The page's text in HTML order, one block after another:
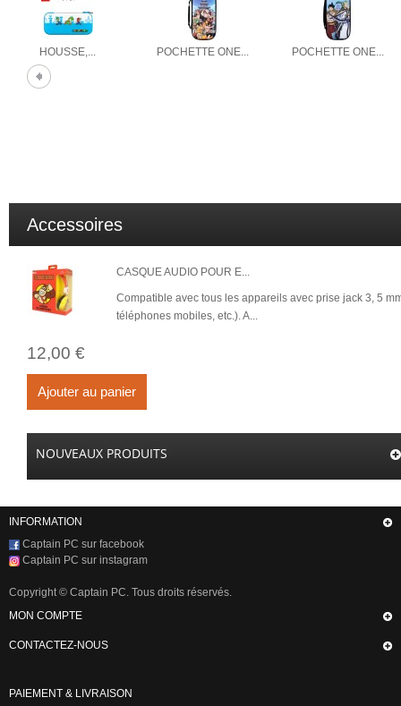
HOUSSE,... POCHETTE ONE... POCHETTE ONE...
Accessoires
CASQUE AUDIO POUR E...
Compatible avec tous les appareils avec prise jack 3, 5
téléphones mobiles, etc.). A...
12,00 €
Ajouter au panier
NOUVEAUX PRODUITS
INFORMATION
Captain PC sur facebook
Captain PC sur instagram
Copyright © Captain PC. Tous droits réservés.
MON COMPTE
CONTACTEZ-NOUS
PAIEMENT & LIVRAISON